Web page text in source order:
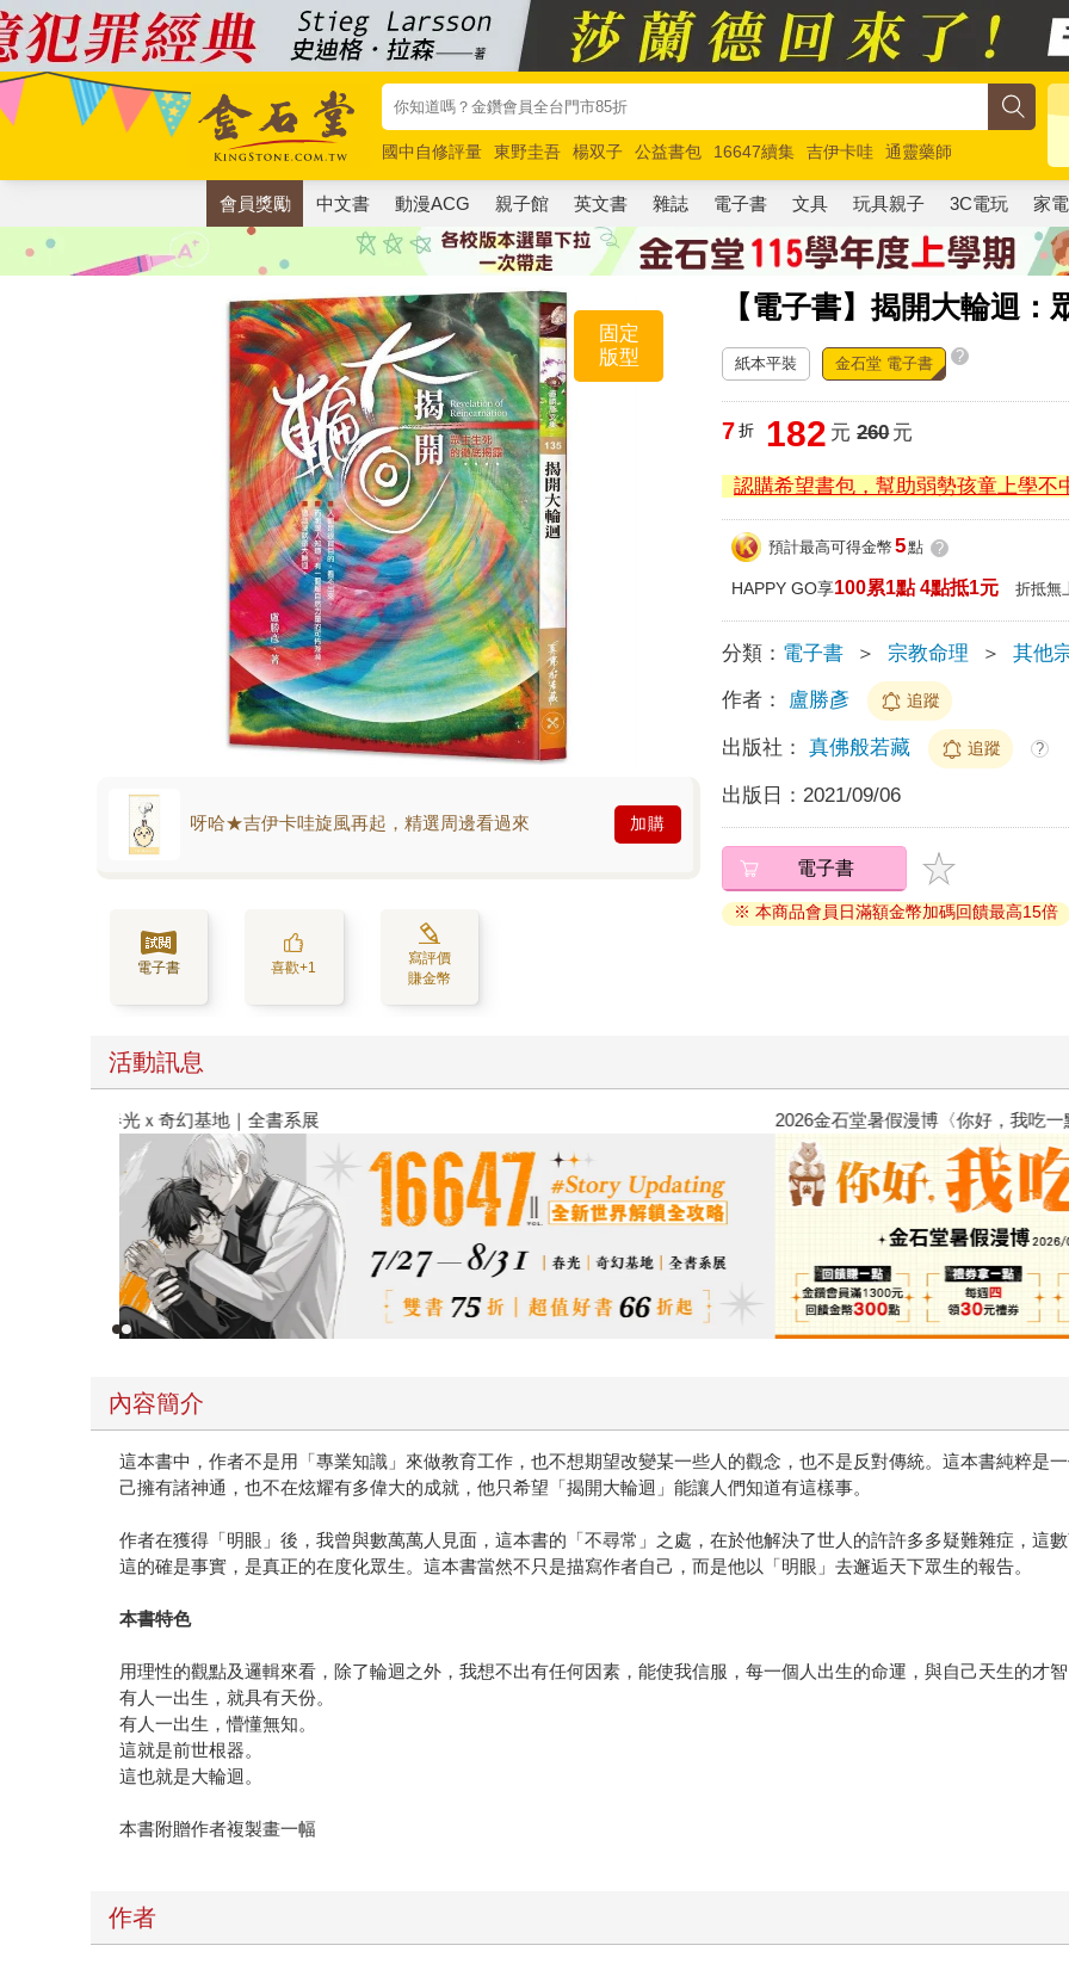
國中自修評量 東野圭吾 楊双子 公益書包 16647續集 吉伊卡哇
通靈藥師
唯紅花綻放
奧德賽 路邊攤新作 馬斯克 玩具總動員5 超慢跑
會員獎勵 中文書 動漫ACG 親子館 英文書 雜誌 電子書 文具 玩具親子 3C電玩 家電
【電子書】揭開大輪迴
固定
版型
呀哈★吉伊卡哇旋風再起，精選周邊看過來 加購
電子書 喜歡+1
寫評價
賺金幣
紙本平裝 金石堂 電子書 ?
7 折 182 元 260元
認購希望書包，幫助弱勢孩童上學不
預計最高可得金幣 5點 ?
HAPPY GO享100累1點 4點抵1元 折抵無
分類： 電子書 ＞ 宗教命理 ＞ 其他
作者： 盧勝彥 追蹤
出版社： 真佛般若藏 追蹤 ?
出版日： 2021/09/06
電子書
※ 本商品會員日滿額金幣加碼回饋最高15倍
活動訊息
春光ｘ奇幻基地｜全書系展 2026金石堂暑假漫博〈你好，我
內容簡介
這本書中，作者不是用「專業知識」來做教育工作，也不想期望改變某一些人的觀念，也不是反對傳統。這本書純粹是
己擁有諸神通，也不在炫耀有多偉大的成就，他只希望「揭開大輪迴」能讓人們知道有這樣事。
作者在獲得「明眼」後，我曾與數萬萬人見面，這本書的「不尋常」之處，在於他解決了世人的許許多多疑難雜症，這
這的確是事實，是真正的在度化眾生。這本書當然不只是描寫作者自己，而是他以「明眼」去邂逅天下眾生的報告。
本書特色
用理性的觀點及邏輯來看，除了輪迴之外，我想不出有任何因素，能使我信服，每一個人出生的命運，與自己天生的才
有人一出生，就具有天份。
有人一出生，懵懂無知。
這就是前世根器。
這也就是大輪迴。
本書附贈作者複製畫一幅
作者